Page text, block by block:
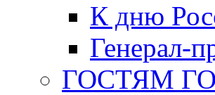
К дню
Генерал-
ГОСТЯМ